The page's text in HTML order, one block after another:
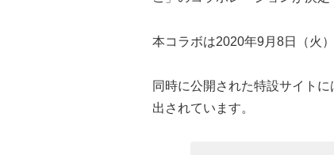
本コラボは2020年9月8日（火
同時に公開された特設サイト
出されています。